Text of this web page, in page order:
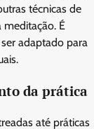
técnicas de
É
adaptado para
da prática
até práticas